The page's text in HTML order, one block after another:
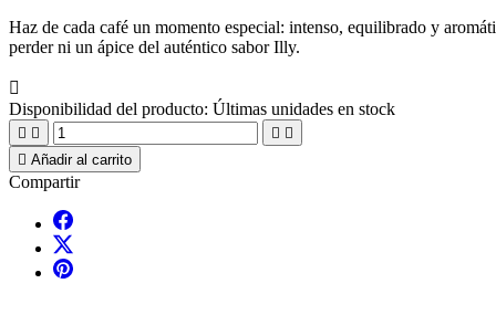
Haz de cada café un momento especial: intenso, equilibrado y
perder ni un ápice del auténtico sabor Illy.

Disponibilidad del producto: Últimas unidades en stock
   
 Añadir al carrito
Compartir